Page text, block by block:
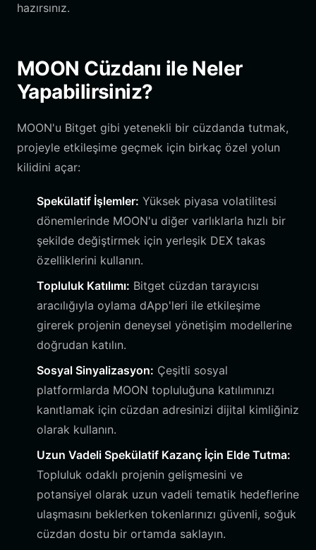
hazırsınız.
MOON Cüzdanı ile Neler
Yapabilirsiniz?
MOON'u Bitget gibi yetenekli bir cüzdanda tutmak,
projeyle etkileşime geçmek için birkaç özel yolun
kilidini açar:
Spekülatif İşlemler: Yüksek piyasa volatilitesi
dönemlerinde MOON'u diğer varlıklarla hızlı bir
şekilde değiştirmek için yerleşik DEX takas
özelliklerini kullanın.
Topluluk Katılımı: Bitget cüzdan tarayıcısı
aracılığıyla oylama dApp'leri ile etkileşime
girerek projenin deneysel yönetişim modellerine
doğrudan katılın.
Sosyal Sinyalizasyon: Çeşitli sosyal
platformlarda MOON topluluğuna katılımınızı
kanıtlamak için cüzdan adresinizi dijital kimliğiniz
olarak kullanın.
Uzun Vadeli Spekülatif Kazanç İçin Elde Tutma:
Topluluk odaklı projenin gelişmesini ve
potansiyel olarak uzun vadeli tematik hedeflerine
ulaşmasını beklerken tokenlarınızı güvenli, soğuk
cüzdan dostu bir ortamda saklayın.